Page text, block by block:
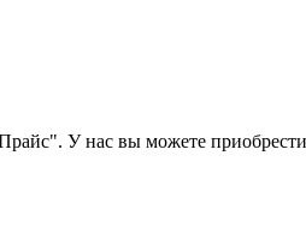
У нас вы можете